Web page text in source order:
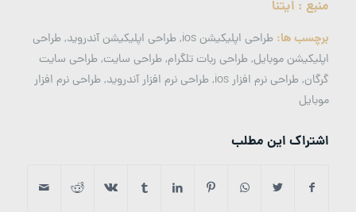
منبع : ایتنا
برچسب ها: طراحی اپلیکیشن ios ,طراحی اپلیکیشن آندروید,طراحی
اپلیکیشن موبایل,طراحی ربات تلگرام,طراحی سایت,طراحی سایت
گرگان,طراحی نرم افزار ios ,طراحی نرم افزار آندروید,طراحی نرم افزار
موبایل
اشتراک این مطلب